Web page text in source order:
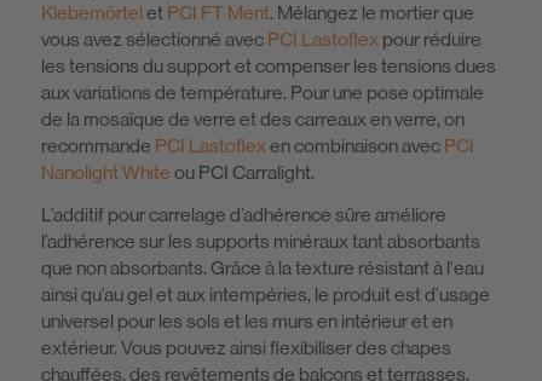
Klebemörtel et PCI FT Ment. Mélangez le mortier que
vous avez sélectionné avec PCI Lastoflex pour réduire
les tensions du support et compenser les tensions dues
aux variations de température. Pour une pose optimale
de la mosaïque de verre et des carreaux en verre, on
recommande PCI Lastoflexen combinaison avec PCI
Nanolight White ou PCI Carralight.
L’additif pour carrelage d’adhérence sûre améliore
l’adhérence sur les supports minéraux tant absorbants
que non absorbants. Grâce à la texture résistant à l'eau
ainsi qu’au gel et aux intempéries, le produit est d’usage
universel pour les sols et les murs en intérieur et en
extérieur. Vous pouvez ainsi flexibiliser des chapes
chauffées, des revêtements de balcons et terrasses,